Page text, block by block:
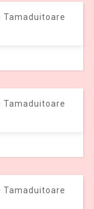
Tamaduitoare
Tamaduitoare
Tamaduitoare